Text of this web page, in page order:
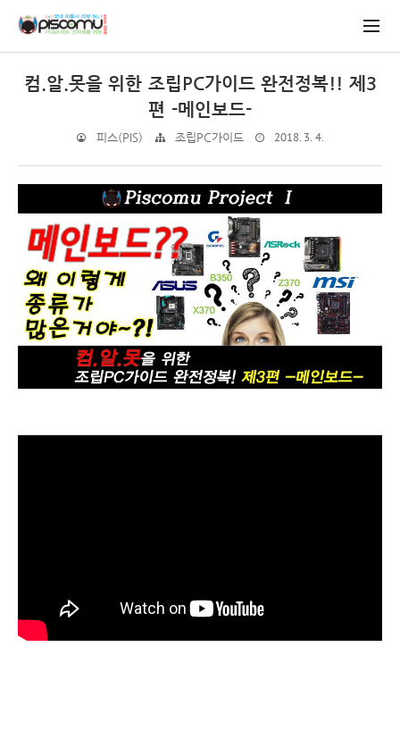
컴.알.못을 위한 조립PC가이드 완전정복!! 제3
편 -메인보드-
피스(PIS) 조립PC가이드 2018. 3. 4.